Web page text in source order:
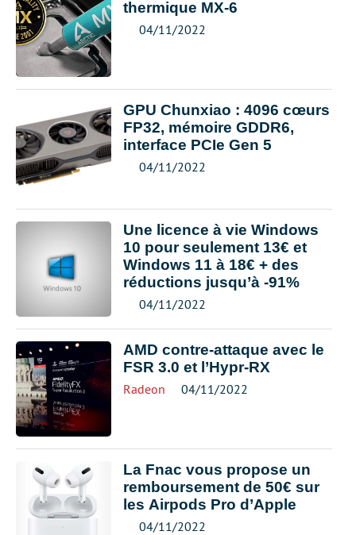
thermique MX-6
04/11/2022
GPU Chunxiao : 4096 cœurs
FP32, mémoire GDDR6,
interface PCIe Gen 5
04/11/2022
Une licence à vie Windows
10 pour seulement 13€ et
Windows 11 à 18€ + des
réductions jusqu’à -91%
04/11/2022
AMD contre-attaque avec le
FSR 3.0 et l’Hypr-RX
Radeon 04/11/2022
La Fnac vous propose un
remboursement de 50€ sur
les Airpods Pro d’Apple
04/11/2022